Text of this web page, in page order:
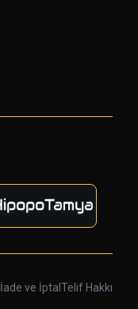
İade ve İptal Telif Hakkı